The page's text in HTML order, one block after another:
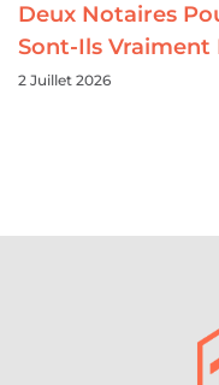
Deux Notaires
Sont-Ils Vraiment
2 Juillet 2026